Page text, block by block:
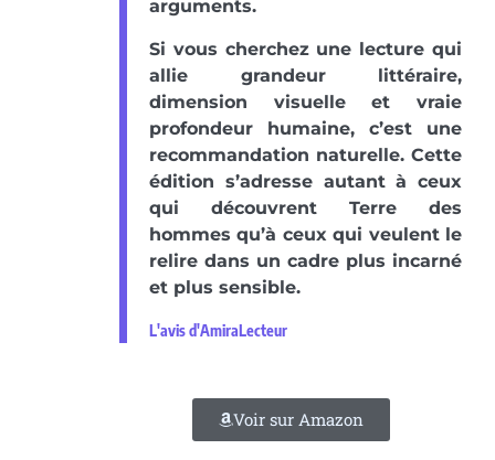
arguments.
Si vous cherchez une lecture qui
allie grandeur littéraire,
dimension visuelle et vraie
profondeur humaine, c’est une
recommandation naturelle. Cette
édition s’adresse autant à ceux
qui découvrent Terre des
hommes qu’à ceux qui veulent le
relire dans un cadre plus incarné
et plus sensible.
L'avis d'AmiraLecteur
Voir sur Amazon